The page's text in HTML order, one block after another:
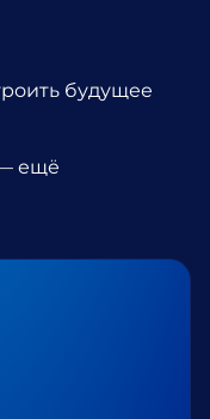
будущее
ещё